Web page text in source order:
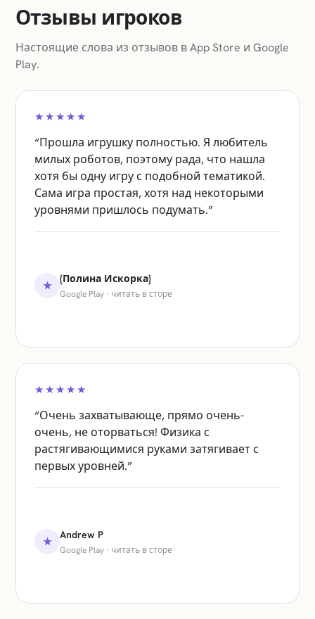
Отзывы игроков
Настоящие слова из отзывов в App Store и Google
Play.
★★★★★
“Прошла игрушку полностью. Я любитель
милых роботов, поэтому рада, что нашла
хотя бы одну игру с подобной тематикой.
Сама игра простая, хотя над некоторыми
уровнями пришлось подумать.”
★
{Полина Искорка}
Google Play · читать в сторе
★★★★★
“Очень захватывающе, прямо очень-
очень, не оторваться! Физика с
растягивающимися руками затягивает с
первых уровней.”
★
Andrew P
Google Play · читать в сторе